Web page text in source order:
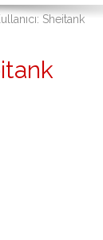
Sheitank